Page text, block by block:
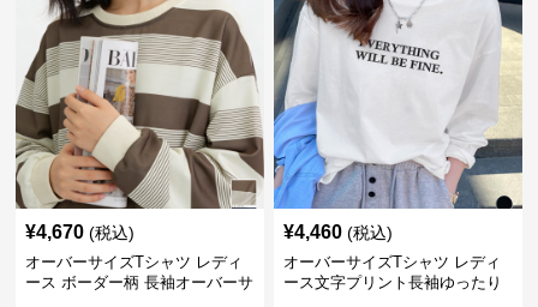
¥4,670 (税込)
オーバーサイズTシャツ レディ
ース ボーダー柄 長袖オーバーサ
¥4,460 (税込)
オーバーサイズTシャツ レディ
ース文字プリント長袖ゆったり